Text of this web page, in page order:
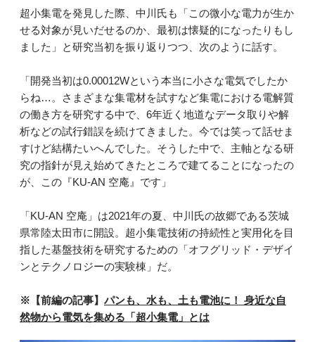
超小集電を発見した際、中川氏も「この微小な電力が生か
せる対象が見いだせるのか、最初は懐疑的になったりもし
ました」と研究当初を振り返りつつ、次のように話す。
「開発当初は0.00012Wという本当に小さな電気でしたか
らね…。さまざまな集電材を試すなど集電における電解質
の働き方を研究する中で、6年近く地道なデータ取りや解
析などの試行錯誤を続けてきました。今では笑って話せま
すけど結構たいへんでした。そうした中で、主軸となる研
究の指針が見え始めてきたところで建てることになったの
が、この『KU-AN 空庵』です」
「KU-AN 空庵」は2021年の夏、中川氏の故郷である茨城
県常陸太田市に開設。超小集電技術の持続性と実用化を目
指した基盤技術を研究するための「オフグリッド・デザイ
ンとテクノロジーの実験棟」だ。
※【前編の記事】 パンも、水も、土も電池に！ 身近な自
然物から電気を集める「超小集電」とは